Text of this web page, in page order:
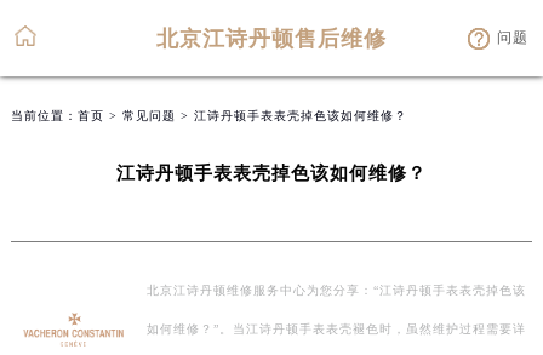
北京江诗丹顿售后维修 问题
当前位置： 首页 > 常见问题 > 江诗丹顿手表表壳掉色该如何维修？
江诗丹顿手表表壳掉色该如何维修？
北京江诗丹顿维修服务中心为您分享：“江诗丹顿手表表壳掉色该
如何维修？”。当江诗丹顿手表表壳褪色时，虽然维护过程需要详